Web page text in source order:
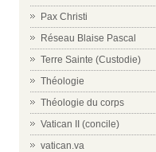
Pax Christi
Réseau Blaise Pascal
Terre Sainte (Custodie)
Théologie
Théologie du corps
Vatican II (concile)
vatican.va